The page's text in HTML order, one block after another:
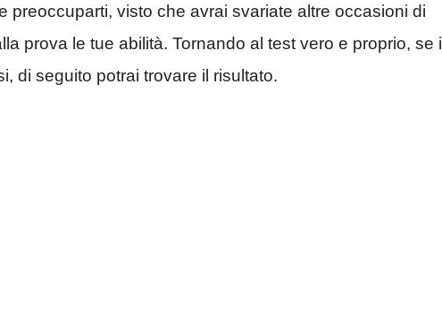
preoccuparti, visto che avrai svariate altre occasioni di
prova le tue abilità. Tornando al test vero e proprio, se i
di seguito potrai trovare il risultato.